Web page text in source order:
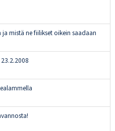
mistä ne fiilikset oikein saadaan